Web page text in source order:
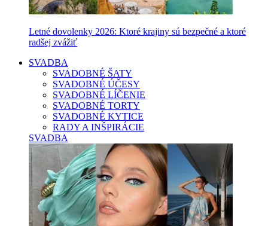
Letné dovolenky 2026: Ktoré krajiny sú bezpečné a ktoré
radšej zvážiť
SVADBA
SVADOBNÉ ŠATY
SVADOBNÉ ÚČESY
SVADOBNÉ LÍČENIE
SVADOBNÉ TORTY
SVADOBNÉ KYTICE
RADY A INŠPIRÁCIE
SVADBA